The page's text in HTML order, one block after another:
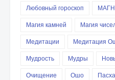
Любовный гороскоп
Магия камней
Магия
Медитации
Медитация
Мудрость
Мудры
Очищение
Ошо Пасха